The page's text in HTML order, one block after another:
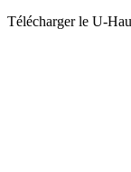
Télécharger le U-